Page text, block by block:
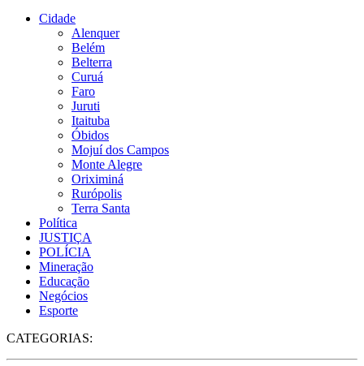
Cidade
Alenquer
Belém
Belterra
Curuá
Faro
Juruti
Itaituba
Óbidos
Mojuí dos Campos
Monte Alegre
Oriximiná
Rurópolis
Terra Santa
Política
JUSTIÇA
POLÍCIA
Mineração
Educação
Negócios
Esporte
CATEGORIAS: